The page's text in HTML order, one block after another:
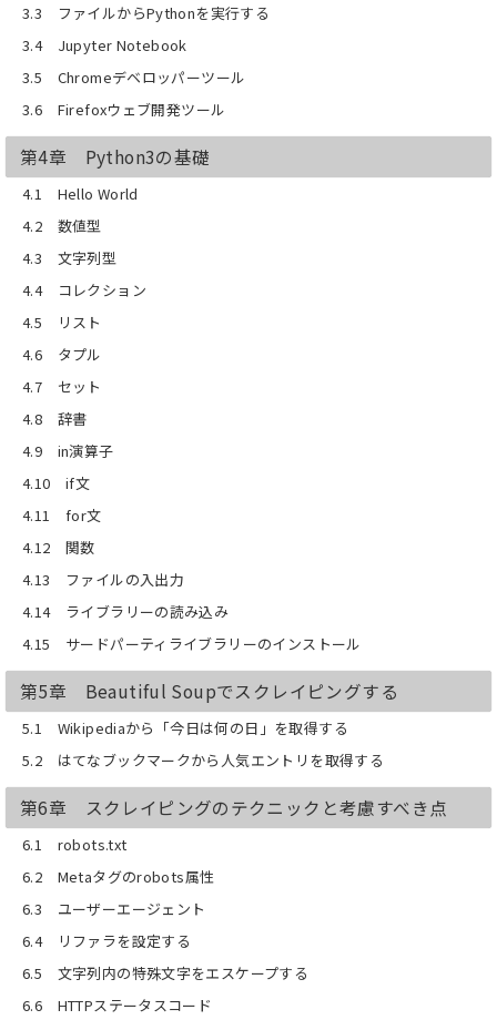
3.3 ファイルからPythonを実行する
3.4 Jupyter Notebook
3.5 Chromeデベロッパーツール
3.6 Firefoxウェブ開発ツール
第4章 Python3の基礎
4.1 Hello World
4.2 数値型
4.3 文字列型
4.4 コレクション
4.5 リスト
4.6 タプル
4.7 セット
4.8 辞書
4.9 in演算子
4.10 if文
4.11 for文
4.12 関数
4.13 ファイルの入出力
4.14 ライブラリーの読み込み
4.15 サードパーティライブラリーのインストール
第5章 Beautiful Soupでスクレイピングする
5.1 Wikipediaから「今日は何の日」を取得する
5.2 はてなブックマークから人気エントリを取得する
第6章 スクレイピングのテクニックと考慮すべき点
6.1 robots.txt
6.2 Metaタグのrobots属性
6.3 ユーザーエージェント
6.4 リファラを設定する
6.5 文字列内の特殊文字をエスケープする
6.6 HTTPステータスコード